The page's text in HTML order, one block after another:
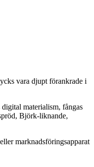
vara djupt förankrade i
materialism, fångas
Björk-liknande,
marknadsföringsapparat